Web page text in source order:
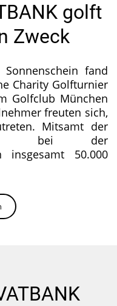
golft
Zweck
fand
Charity Golfturnier
Golfclub München
freuten sich,
Mitsamt der
bei der
insgesamt 50.000